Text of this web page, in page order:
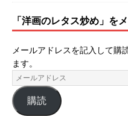
「洋画のレタス炒め」を
メールアドレスを記入して購
ます。
購読